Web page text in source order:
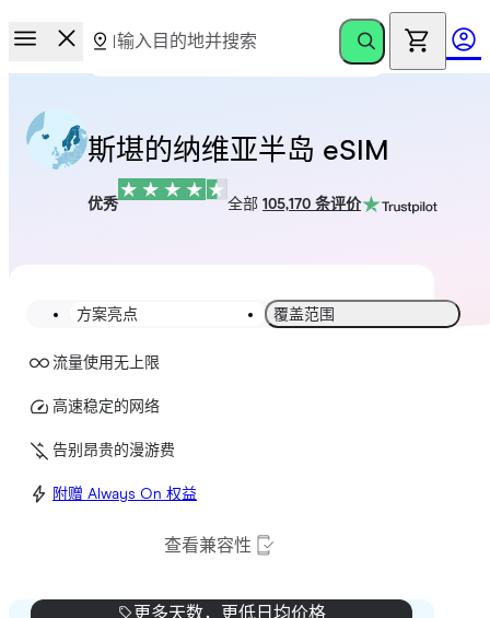
斯堪的纳维亚半岛 eSIM
优秀 全部 105,170 条评价
方案亮点 覆盖范围
流量使用无上限
高速稳定的网络
告别昂贵的漫游费
附赠 Always On 权益
查看兼容性
更多天数，更低日均价格